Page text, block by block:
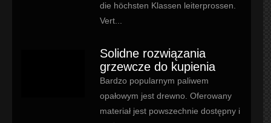
die höchsten Klassen leiterprossen.
Vert...
Solidne rozwiązania
grzewcze do kupienia
Bardzo popularnym paliwem
opałowym jest drewno. Oferowany
materiał jest powszechnie dostępny i